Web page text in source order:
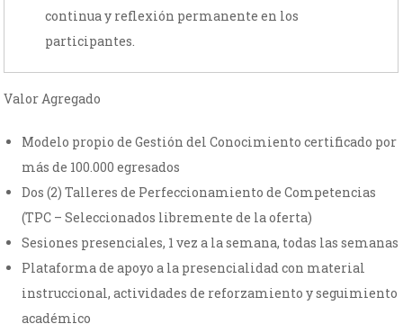
continua y reflexión permanente en los
participantes.
Valor Agregado
Modelo propio de Gestión del Conocimiento certificado por
más de 100.000 egresados
Dos (2) Talleres de Perfeccionamiento de Competencias
(TPC – Seleccionados libremente de la oferta)
Sesiones presenciales, 1 vez a la semana, todas las semanas
Plataforma de apoyo a la presencialidad con material
instruccional, actividades de reforzamiento y seguimiento
académico